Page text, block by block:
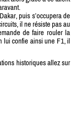
puis s’occupera de
il ne résiste pas au
de faire rouler la
lui confie ainsi une F1, il
historiques allez sur